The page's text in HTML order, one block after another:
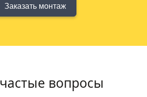
Заказать монтаж
частые вопросы